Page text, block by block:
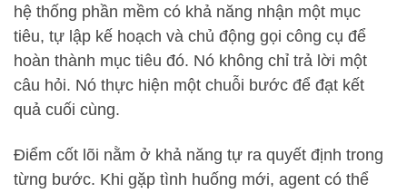
hệ thống phần mềm có khả năng nhận một mục
tiêu, tự lập kế hoạch và chủ động gọi công cụ để
hoàn thành mục tiêu đó. Nó không chỉ trả lời một
câu hỏi. Nó thực hiện một chuỗi bước để đạt kết
quả cuối cùng.
Điểm cốt lõi nằm ở khả năng tự ra quyết định trong
từng bước. Khi gặp tình huống mới, agent có thể